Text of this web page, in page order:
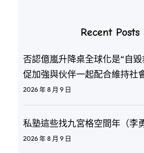
Recent Posts
否認億嵐升降桌全球化是“自
促加強與伙伴一起配合維持社
2026 年 8 月 9 日
私塾這些找九宮格空間年（李
2026 年 8 月 9 日